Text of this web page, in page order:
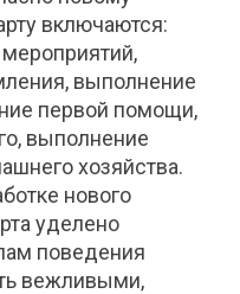
включаются:
выполнение
первой помощи,
выполнение
хозяйства.
нового
уделено
поведения
вежливыми,